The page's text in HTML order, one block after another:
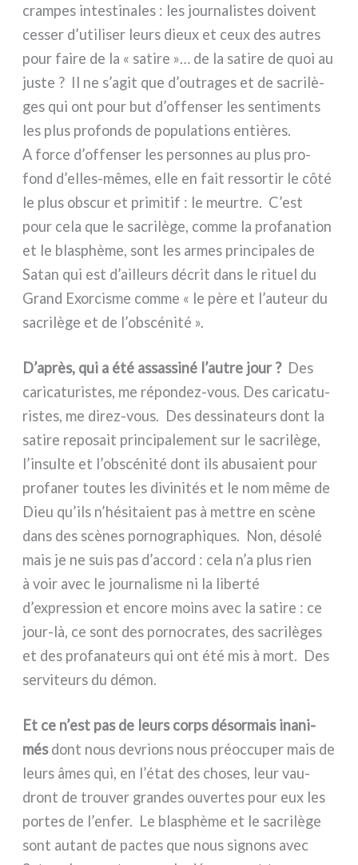
cram­pes inte­sti­na­les : les jour­na­li­stes doi­vent
ces­ser d’utiliser leurs dieux et ceux des autres
pour fai­re de la « sati­re »… de la sati­re de quoi au
juste ? Il ne s’agit que d’outrages et de sacri­lè­
ges qui ont pour but d’offenser les sen­ti­men­ts
les plus pro­fonds de popu­la­tions entiè­res.
A for­ce d’offenser les per­son­nes au plus pro­
fond d’elles-mêmes, elle en fait res­sor­tir le côté
le plus obscur et pri­mi­tif : le meur­tre. C’est
pour cela que le sacri­lè­ge, com­me la pro­fa­na­tion
et le bla­sphè­me, sont les armes prin­ci­pa­les de
Satan qui est d’ailleurs décrit dans le rituel du
Grand Exorcisme com­me « le père et l’auteur du
sacri­lè­ge et de l’obscénité ».
D’après, qui a été assas­si­né l’autre jour ? Des
cari­ca­tu­ri­stes, me répondez-vous. Des cari­ca­tu­
ri­stes, me direz-vous. Des des­si­na­teurs dont la
sati­re repo­sait prin­ci­pa­le­ment sur le sacri­lè­ge,
l’insulte et l’obscénité dont ils abu­sa­ient pour
pro­fa­ner tou­tes les divi­ni­tés et le nom même de
Dieu qu’ils n’hésitaient pas à met­tre en scè­ne
dans des scè­nes por­no­gra­phi­ques. Non, déso­lé
mais je ne suis pas d’accord : cela n’a plus rien
à voir avec le jour­na­li­sme ni la liber­té
d’expression et enco­re moins avec la sati­re : ce
jour-là, ce sont des por­no­cra­tes, des sacri­lè­ges
et des pro­fa­na­teurs qui ont été mis à mort. Des
ser­vi­teurs du démon.
Et ce n’est pas de leurs corps désor­mais ina­ni­
mésdont nous devrions nous préoc­cu­per mais de
leurs âmes qui, en l’état des cho­ses, leur vau­
dront de trou­ver gran­des ouver­tes pour eux les
por­tes de l’enfer. Le bla­sphè­me et le sacri­lè­ge
sont autant de pac­tes que nous signons avec